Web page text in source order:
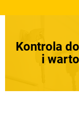
Kontrola
i